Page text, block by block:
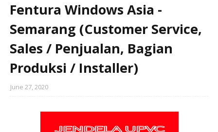
Fentura Windows Asia -
Semarang (Customer Service,
Sales / Penjualan, Bagian
Produksi / Installer)
June 27, 2020